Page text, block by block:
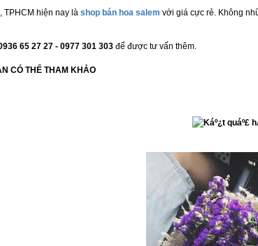
TPHCM hiện nay là shop bán hoa salem với giá cực rẻ. Không
65 27 27 - 0977 301 303 để được tư vấn thêm.
CÓ THỂ THAM KHẢO